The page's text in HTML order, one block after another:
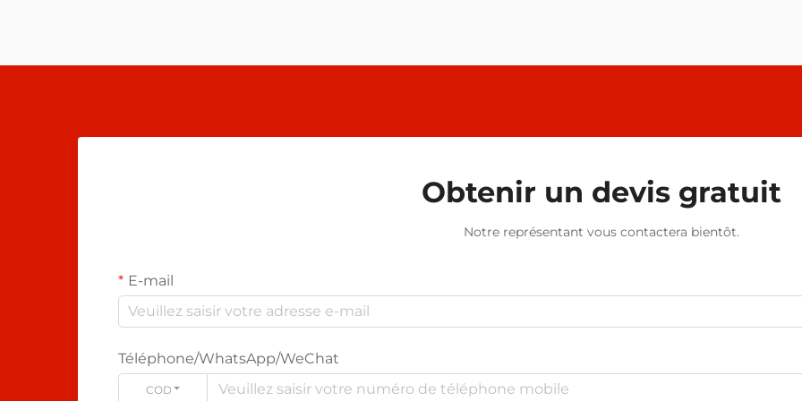
Obtenir un devis gratuit
Notre représentant vous contactera bientôt.
E-mail
Téléphone/WhatsApp/WeChat
CODE